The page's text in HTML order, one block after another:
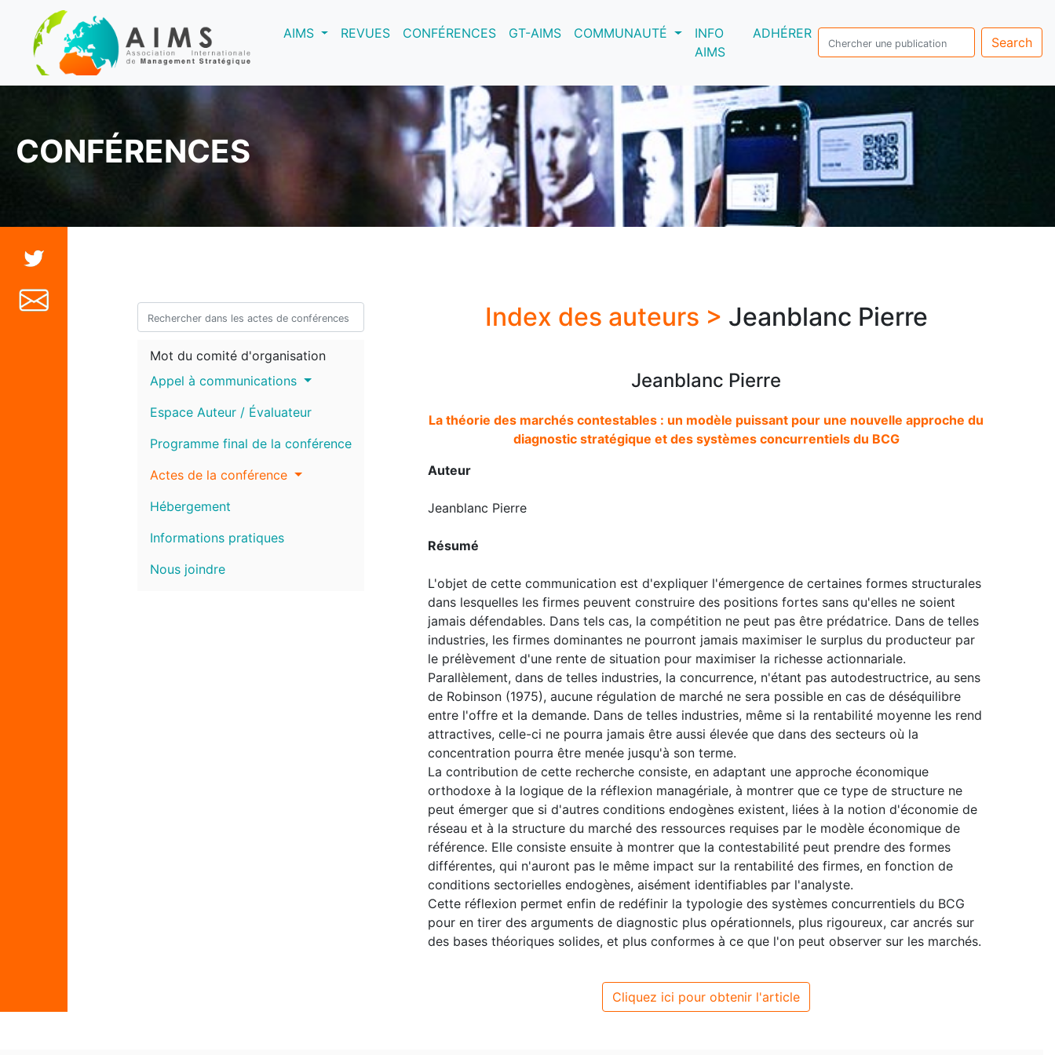
AIMS(current)REVUES CONFÉRENCES GT-AIMS COMMUNAUTÉ
INFO
AIMS
ADHÉRER
Search
CONFÉRENCES
Mot du comité d'organisation
Appel à communications
Espace Auteur / Évaluateur
Programme final de la conférence
Actes de la conférence
Hébergement
Informations pratiques
Nous joindre
Index des auteurs > Jeanblanc Pierre
Jeanblanc Pierre
La théorie des marchés contestables : un modèle puissant pour une nouvelle approche du
diagnostic stratégique et des systèmes concurrentiels du BCG
Auteur
Jeanblanc Pierre
Résumé
L'objet de cette communication est d'expliquer l'émergence de certaines formes structurales
dans lesquelles les firmes peuvent construire des positions fortes sans qu'elles ne soient
jamais défendables. Dans tels cas, la compétition ne peut pas être prédatrice. Dans de telles
industries, les firmes dominantes ne pourront jamais maximiser le surplus du producteur par
le prélèvement d'une rente de situation pour maximiser la richesse actionnariale.
Parallèlement, dans de telles industries, la concurrence, n'étant pas autodestructrice, au sens
de Robinson (1975), aucune régulation de marché ne sera possible en cas de déséquilibre
entre l'offre et la demande. Dans de telles industries, même si la rentabilité moyenne les rend
attractives, celle-ci ne pourra jamais être aussi élevée que dans des secteurs où la
concentration pourra être menée jusqu'à son terme.
La contribution de cette recherche consiste, en adaptant une approche économique
orthodoxe à la logique de la réflexion managériale, à montrer que ce type de structure ne
peut émerger que si d'autres conditions endogènes existent, liées à la notion d'économie de
réseau et à la structure du marché des ressources requises par le modèle économique de
référence. Elle consiste ensuite à montrer que la contestabilité peut prendre des formes
différentes, qui n'auront pas le même impact sur la rentabilité des firmes, en fonction de
conditions sectorielles endogènes, aisément identifiables par l'analyste.
Cette réflexion permet enfin de redéfinir la typologie des systèmes concurrentiels du BCG
pour en tirer des arguments de diagnostic plus opérationnels, plus rigoureux, car ancrés sur
des bases théoriques solides, et plus conformes à ce que l'on peut observer sur les marchés.
Cliquez ici pour obtenir l'article